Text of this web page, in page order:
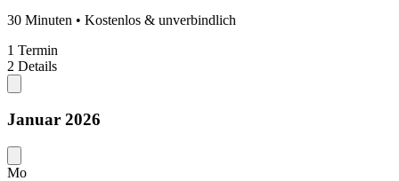
30 Minuten • Kostenlos & unverbindlich
1 Termin
2 Details
Januar 2026
Mo